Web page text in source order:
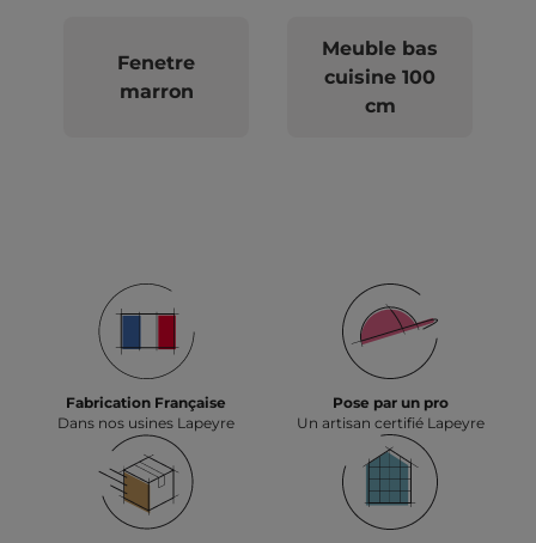
Fenetre
marron
Meuble bas
cuisine 100
cm
Fabrication Française
Dans nos usines Lapeyre
Pose par un pro
Un artisan certifié Lapeyre